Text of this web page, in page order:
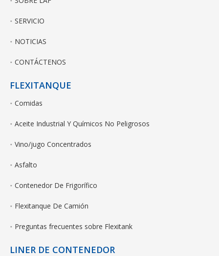
SERVICIO
NOTICIAS
CONTÁCTENOS
FLEXITANQUE
Comidas
Aceite Industrial Y Químicos No Peligrosos
Vino/jugo Concentrados
Asfalto
Contenedor De Frigorífico
Flexitanque De Camión
Preguntas frecuentes sobre Flexitank
LINER DE CONTENEDOR